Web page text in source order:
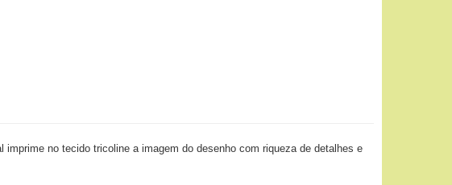
no tecido tricoline a imagem do desenho com riqueza de detalhes e